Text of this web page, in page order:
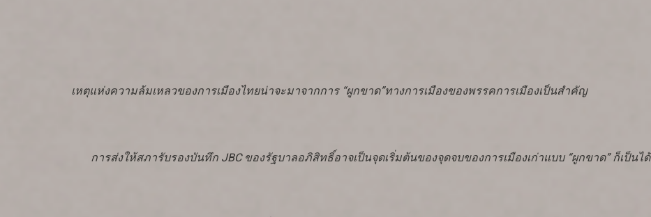
เหตุแห่งความล้มเหลวของการเมืองไทยน่าจะมาจากการ “ผูกขาด”ทางการเมืองของพรรคการเมืองเป็นสำคัญ
การส่งให้สภารับรองบันทึก JBC ของรัฐบาลอภิสิทธิ์อาจเป็นจุดเริ่มต้นของจุดจบของการเมืองเก่าแบบ “ผูกขาด” ก็เป็นได้